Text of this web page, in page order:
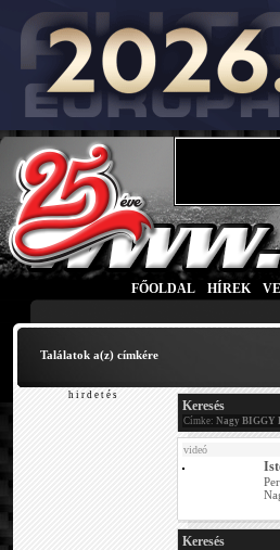
FŐOLDAL HÍREK
Találatok a(z)címkére
h i r d e t é s
Keresés
Címke: Nagy BIGGY
videó
Keresés